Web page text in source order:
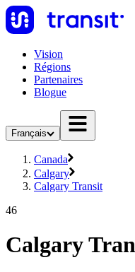
Vision
Régions
Partenaires
Blogue
Français
Canada
Calgary
Calgary Transit
46
Calgary